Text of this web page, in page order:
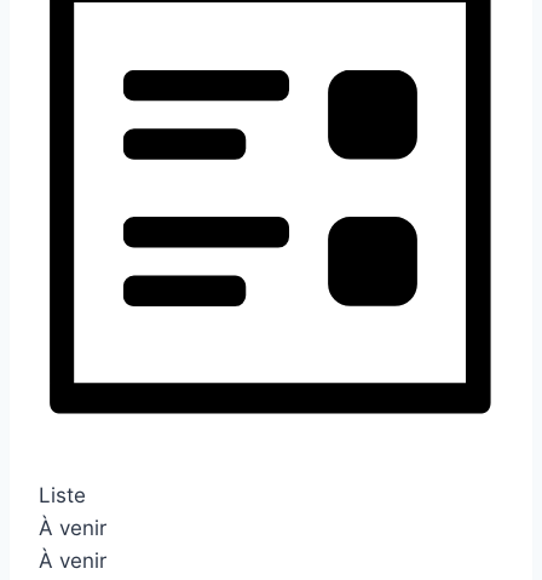
Liste
À venir
À venir